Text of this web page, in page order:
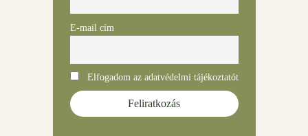
E-mail cím
Elfogadom az adatvédelmi tájékoztatót